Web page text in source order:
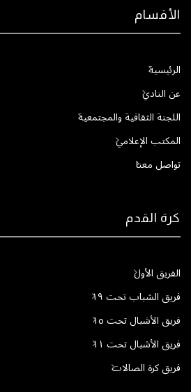
الأقسام
الرئيسية
عن النادي
اللجنة الثقافية والمجتمعية
المكتب الإعلامي
تواصل معنا
كرة القدم
الفريق الأول
فريق الشباب تحت ١٩
فريق الأشبال تحت ١٥
فريق الأشبال تحت ١١
فريق كرة الصالات